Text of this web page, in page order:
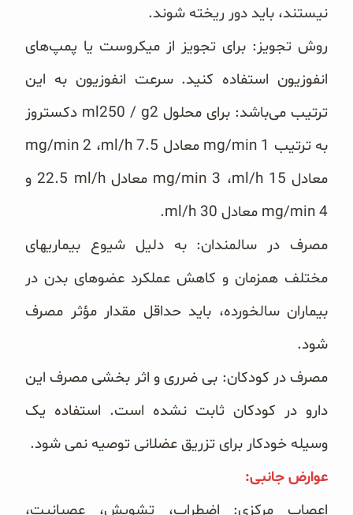
نیستند، باید دور ریخته شوند.
روش تجویز: برای تجویز از میکروست یا پمپ‌های
انفوزیون استفاده کنید. سرعت انفوزیون به این
ترتیب می‌باشد: برای ‏محلول ‏ml250 / g2‎‏ دکستروز
معادل ‏ml/h 15‎، ‏mg/min 3‎‏ معادل ‏ml/h‏ 22.5 و
مصرف در سالمندان: به دلیل شیوع بیماریهای
مختلف همزمان و کاهش عملکرد عضوهای بدن در
بیماران سالخورده، باید ‏حداقل مقدار مؤثر مصرف
شود.
مصرف در کودکان: بی ضرری و اثر بخشی مصرف این
دارو در کودکان ثابت نشده است. استفاده یک
وسیله خودکار ‏برای تزریق عضلانی توصیه نمی شود.
عوارض جانبی:‏
اعصاب مرکزی: اضطراب، تشویش، عصبانیت،